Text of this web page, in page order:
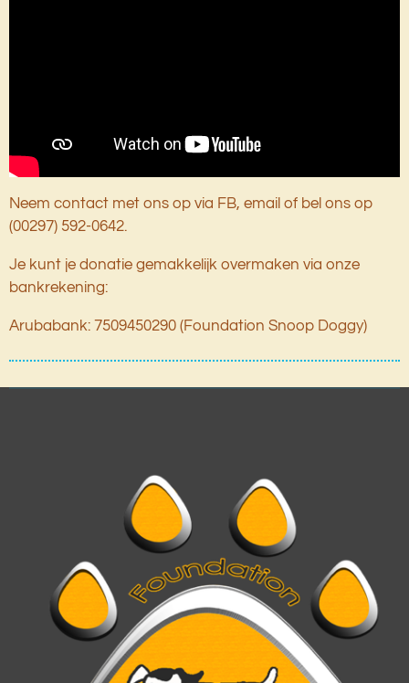
Neem contact met ons op via FB, email of bel ons op
(00297) 592-0642.
Je kunt je donatie gemakkelijk overmaken via onze
bankrekening:
Arubabank: 7509450290 (Foundation Snoop Doggy)